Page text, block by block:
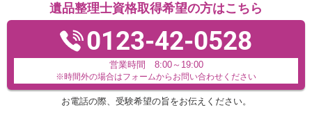
遺品整理士資格取得希望の方はこちら
0123-42-0528
営業時間 8:00～19:00
※時間外の場合はフォームからお問い合わせください
お電話の際、受験希望の旨をお伝えください。